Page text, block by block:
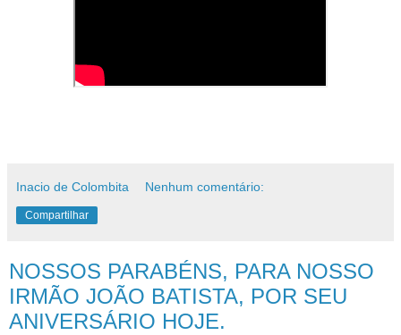
Inacio de Colombita Nenhum comentário:
Compartilhar
NOSSOS PARABÉNS, PARA NOSSO
IRMÃO JOÃO BATISTA, POR SEU
ANIVERSÁRIO HOJE.